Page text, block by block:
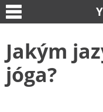
Jakým
jóga?